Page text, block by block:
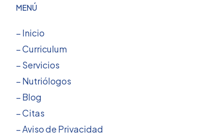
MENÚ
– Inicio
– Curriculum
– Servicios
– Nutriólogos
– Blog
– Citas
– Aviso de Privacidad